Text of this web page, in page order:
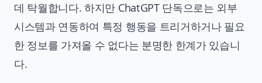
데 탁월합니다. 하지만 ChatGPT 단독으로는 외부
시스템과 연동하여 특정 행동을 트리거하거나 필요
한 정보를 가져올 수 없다는 분명한 한계가 있습니
다.